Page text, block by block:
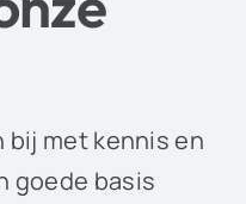
bij met kennis en
goede basis